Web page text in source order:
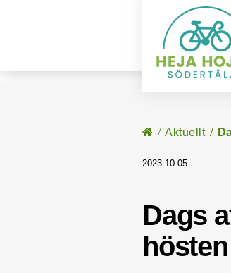
Start
/ Aktuellt /
2023-10-05
Dags
hösten